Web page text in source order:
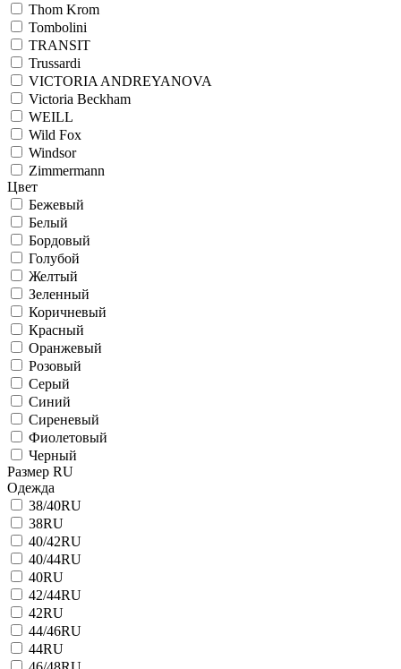
Thom Krom
Tombolini
TRANSIT
Trussardi
VICTORIA ANDREYANOVA
Victoria Beckham
WEILL
Wild Fox
Windsor
Zimmermann
Цвет
Бежевый
Белый
Бордовый
Голубой
Желтый
Зеленный
Коричневый
Красный
Оранжевый
Розовый
Серый
Синий
Сиреневый
Фиолетовый
Черный
Размер RU
Одежда
38/40RU
38RU
40/42RU
40/44RU
40RU
42/44RU
42RU
44/46RU
44RU